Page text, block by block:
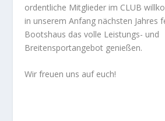
ordentliche Mitglieder im CLUB
in unserem Anfang nächsten Jahres
Bootshaus das volle Leistungs- und
Breitensportangebot genießen.
Wir freuen uns auf euch!